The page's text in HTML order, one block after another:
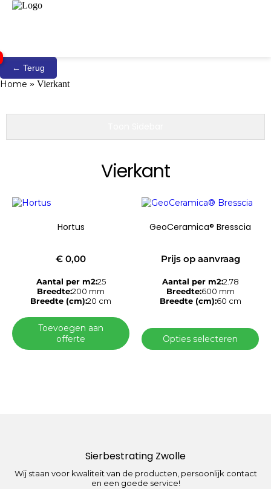
← Terug
Home » Vierkant
Vierkant
Hortus
€ 0,00
Aantal per m2:25
Breedte:200 mm
Breedte (cm):20 cm
Toevoegen aan
offerte
GeoCeramica® Bresscia
Prijs op aanvraag
Aantal per m2:2.78
Breedte:600 mm
Breedte (cm):60 cm
Opties selecteren
Dit
heeft
gekozen
worden
productpagina
Sierbestrating Zwolle
Wij staan voor kwaliteit van de producten, persoonlijk contact
en een goede service!